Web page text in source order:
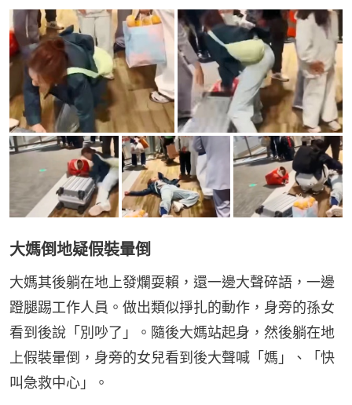
大媽倒地疑假裝暈倒
大媽其後躺在地上發爛耍賴，還一邊大聲碎語，一邊
蹬腿踢工作人員。做出類似掙扎的動作，身旁的孫女
看到後說「別吵了」。隨後大媽站起身，然後躺在地
上假裝暈倒，身旁的女兒看到後大聲喊「媽」、「快
叫急救中心」。